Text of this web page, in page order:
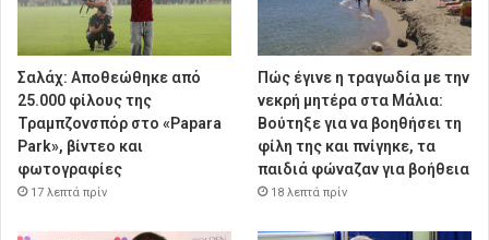
Σαλάχ: Αποθεώθηκε από
25.000 φίλους της
Τραμπζονσπόρ στο «Papara
Park», βίντεο και
φωτογραφίες
17 λεπτά πρίν
Πώς έγινε η τραγωδία με την
νεκρή μητέρα στα Μάλια:
Βούτηξε για να βοηθήσει τη
φίλη της και πνίγηκε, τα
παιδιά φώναζαν για βοήθεια
18 λεπτά πρίν